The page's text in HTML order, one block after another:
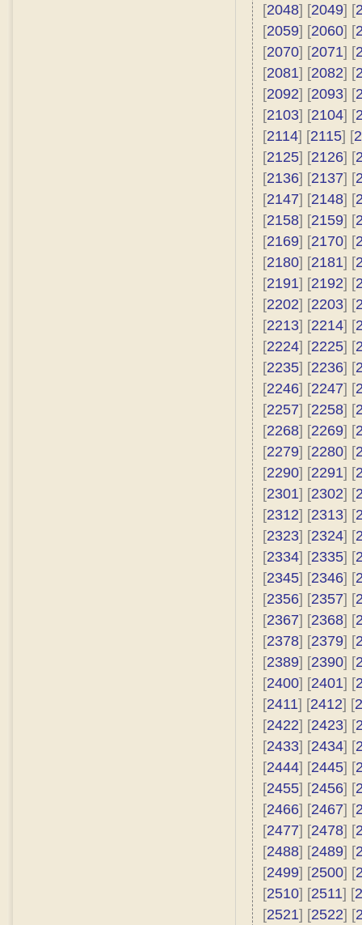
[2048] [2049] [
[2059] [2060] [
[2070] [2071] [
[2081] [2082] [
[2092] [2093] [
[2103] [2104] [
[2114] [2115] [
[2125] [2126] [
[2136] [2137] [
[2147] [2148] [
[2158] [2159] [
[2169] [2170] [
[2180] [2181] [
[2191] [2192] [
[2202] [2203] [
[2213] [2214] [
[2224] [2225] [
[2235] [2236] [
[2246] [2247] [
[2257] [2258] [
[2268] [2269] [
[2279] [2280] [
[2290] [2291] [
[2301] [2302] [
[2312] [2313] [
[2323] [2324] [
[2334] [2335] [
[2345] [2346] [
[2356] [2357] [
[2367] [2368] [
[2378] [2379] [
[2389] [2390] [
[2400] [2401] [
[2411] [2412] [
[2422] [2423] [
[2433] [2434] [
[2444] [2445] [
[2455] [2456] [
[2466] [2467] [
[2477] [2478] [
[2488] [2489] [
[2499] [2500] [
[2510] [2511] [
[2521] [2522] [